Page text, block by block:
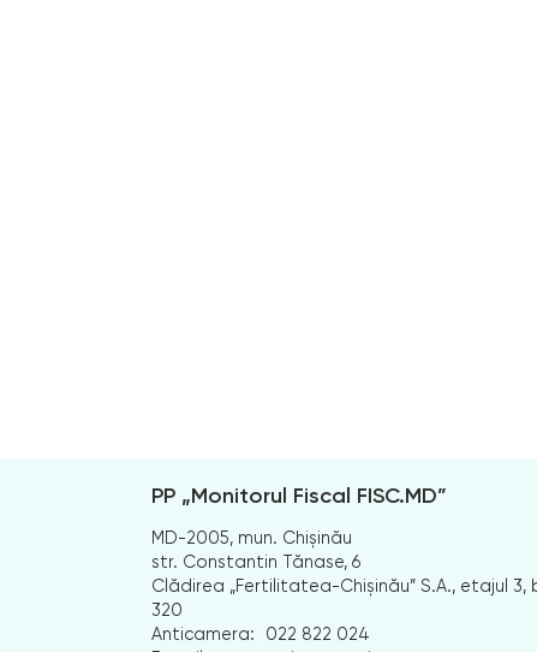
PP „Monitorul Fiscal FISC.MD”
MD-2005, mun. Chișinău
str. Constantin Tănase, 6
Clădirea „Fertilitatea-Chișinău” S.A., etajul 3,
320
Anticamera:
022 822 024